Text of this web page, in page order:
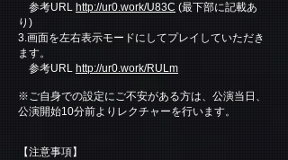
参考URL http://ur0.work/U83C (最下部に記載あ
り)
3.画面を左右表示モードにしてプレイしていただき
ます。
参考URL http://ur0.work/RULm
※ご自身での設定にご不安がある方は、公演当日、
公演開始10分前よりレクチャーを行います。
【注意事項】